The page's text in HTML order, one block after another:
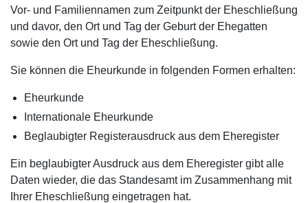
Vor- und Familiennamen zum Zeitpunkt der Eheschließung
und davor, den Ort und Tag der Geburt der Ehegatten
sowie den Ort und Tag der Eheschließung.
Sie können die Eheurkunde in folgenden Formen erhalten:
Eheurkunde
Internationale Eheurkunde
Beglaubigter Registerausdruck aus dem Eheregister
Ein beglaubigter Ausdruck aus dem Eheregister gibt alle
Daten wieder, die das Standesamt im Zusammenhang mit
Ihrer Eheschließung eingetragen hat.